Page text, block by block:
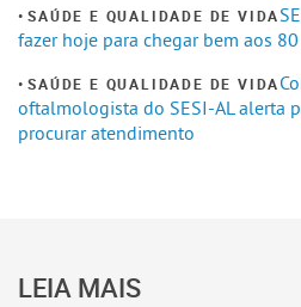
SAÚDE E QUALIDADE DE VIDA
fazer hoje para chegar bem aos
SAÚDE E QUALIDADE DE VIDA
oftalmologista do SESI-AL alerta
procurar atendimento
LEIA MAIS